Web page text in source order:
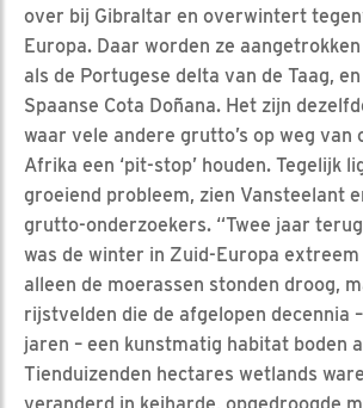
over bij Gibraltar en overwintert
Europa. Daar worden ze
als de Portugese delta van de Taag,
Spaanse Cota Doñana. Het zijn
waar vele andere grutto’s op weg van
Afrika een ‘pit-stop’ houden. Tegelijk
groeiend probleem, zien Vansteelant
grutto-onderzoekers. “Twee jaar
was de winter in Zuid-Europa
alleen de moerassen stonden droog,
rijstvelden die de afgelopen decennia
jaren – een kunstmatig habitat boden
Tienduizenden hectares wetlands